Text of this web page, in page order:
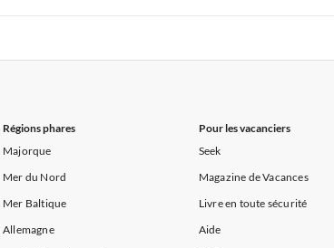
atlantique Appartements de Vacances à la Normandie
Régions phares
Majorque
Mer du Nord
Mer Baltique
Allemagne
Pour les vacanciers
Seek
Magazine de Vacances
Livre en toute sécurité
Aide